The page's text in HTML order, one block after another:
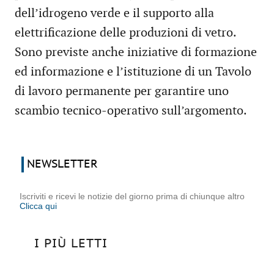
dell’idrogeno verde e il supporto alla
elettrificazione delle produzioni di vetro.
Sono previste anche iniziative di formazione
ed informazione e l’istituzione di un Tavolo
di lavoro permanente per garantire uno
scambio tecnico-operativo sull’argomento.
NEWSLETTER
Iscriviti e ricevi le notizie del giorno prima di chiunque altro
Clicca qui
I PIÙ LETTI